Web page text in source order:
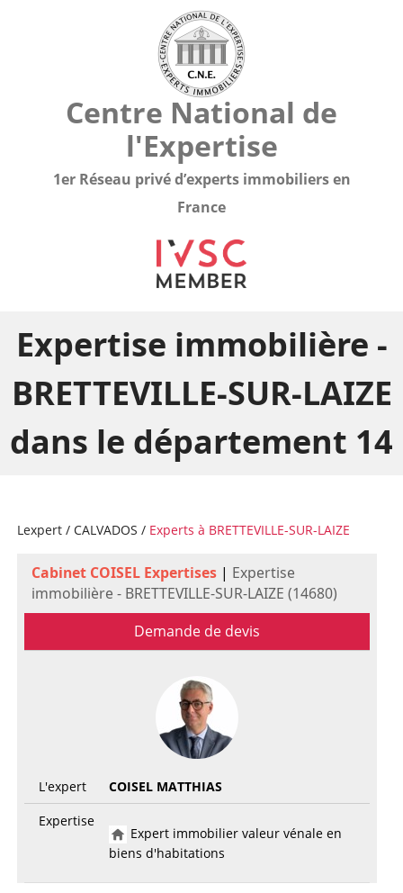
Centre National de
l'Expertise
1er Réseau privé d’experts immobiliers en
France
Expertise immobilière -
BRETTEVILLE-SUR-LAIZE
dans le département 14
Lexpert/ CALVADOS / Experts à BRETTEVILLE-SUR-LAIZE
Cabinet COISEL Expertises| Expertise
immobilière - BRETTEVILLE-SUR-LAIZE (14680)
Demande de devis
L'expert
COISEL MATTHIAS
Expertise
Expert immobilier valeur vénale en
biens d'habitations